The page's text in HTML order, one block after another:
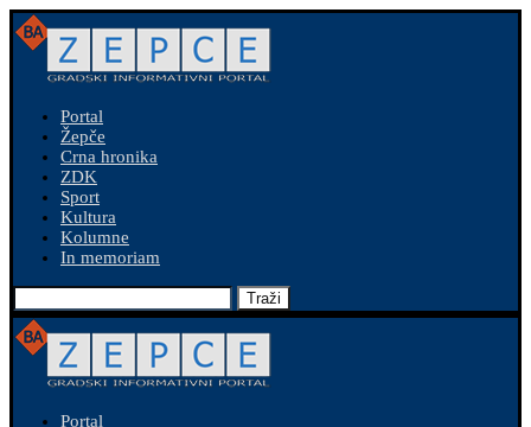
Portal
Žepče
Crna hronika
ZDK
Sport
Kultura
Kolumne
In memoriam
Traži
Portal